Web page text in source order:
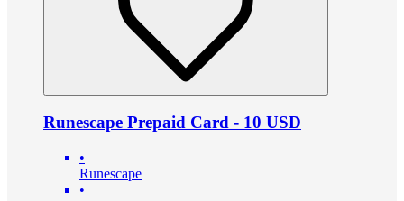
Runescape Prepaid Card - 10 USD
•
Runescape
•